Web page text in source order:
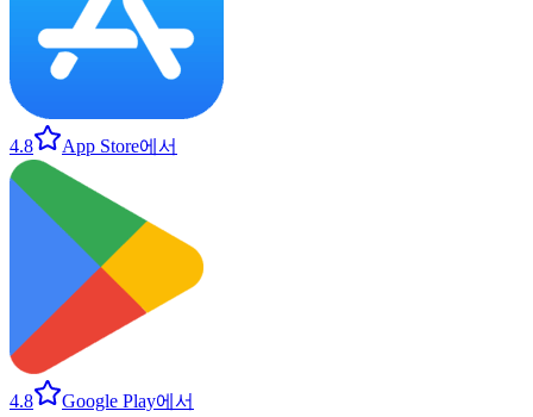
4.8 App Store에서
4.8 Google Play에서